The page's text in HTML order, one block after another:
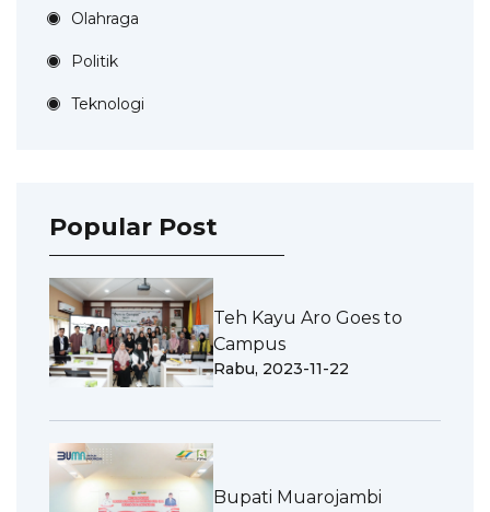
Olahraga
Politik
Teknologi
Popular Post
Teh Kayu Aro Goes to
Campus
Rabu, 2023-11-22
Bupati Muarojambi